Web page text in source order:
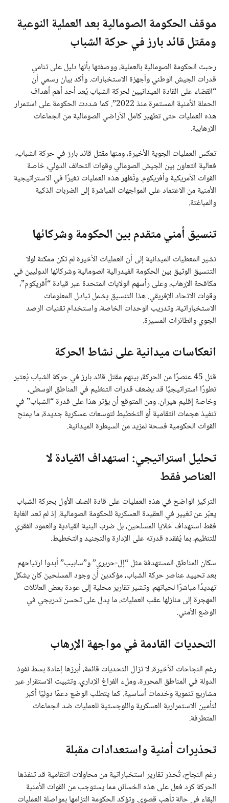
موقف الحكومة الصومالية بعد العملية النوعية
ومقتل قائد بارز في حركة الشباب
رحبت الحكومة الصومالية بالعملية، ووصفتها بأنها دليل على تنامي
قدرات الجيش الوطني وأجهزة الاستخبارات. وأكد بيان رسمي أن
“القضاء على القادة الميدانيين لحركة الشباب يُعد أحد أهم أهداف
الحملة الأمنية المستمرة منذ 2022”. كما شددت الحكومة على استمرار
هذه العمليات حتى تطهير كامل الأراضي الصومالية من الجماعات
الإرهابية.
تعكس العمليات الجوية الأخيرة، ومنها مقتل قائد بارز في حركة الشباب،
فعالية التعاون بين الجيش الصومالي وقوات التحالف الدولي، خاصة
القوات الأمريكية وأفريكوم. وتُظهر هذه العمليات تغيرًا في الاستراتيجية
الأمنية من الاعتماد على المواجهات المباشرة إلى الضربات الذكية
والمباغتة.
تنسيق أمني متقدم بين الحكومة وشركائها
تشير المعطيات الميدانية إلى أن العمليات الأخيرة لم تكن ممكنة لولا
التنسيق الوثيق بين الحكومة الفيدرالية الصومالية وشركائها الدوليين في
مكافحة الإرهاب، وعلى رأسهم الولايات المتحدة عبر قيادة “أفريكوم”،
وقوات الاتحاد الإفريقي. هذا التنسيق يشمل تبادل المعلومات
الاستخباراتية، وتدريب الوحدات الخاصة، واستخدام تقنيات الرصد
الجوي والطائرات المسيرة.
انعكاسات ميدانية على نشاط الحركة
قتل 45 عنصرًا من الحركة، بينهم مقتل قائد بارز في حركة الشباب يُعتبر
تطورًا استراتيجيًا قد يضعف قدرات التنظيم في المناطق الوسطى،
وخاصة إقليم هيران. ومن المتوقع أن يؤثر هذا على قدرة “الشباب” في
تنفيذ هجمات انتقامية أو التخطيط لتوسعات عسكرية جديدة، ما يمنح
القوات الحكومية فسحة لمزيد من السيطرة الميدانية.
تحليل استراتيجي: استهداف القيادة لا
العناصر فقط
التركيز الواضح في هذه العمليات على قادة الصف الأول بحركة الشباب
يعبّر عن تغيير في العقيدة العسكرية للحكومة الصومالية. إذ لم تعد الغاية
فقط استهداف خلايا المسلحين، بل ضرب البنية القيادية والعمود الفقري
للتنظيم، بما يُفقده قدرته على الإدارة والتجنيد والتخطيط.
سكان المناطق المستهدفة مثل “إل-حريري” و”سابيب” أبدوا ارتياحهم
بعد تحييد عناصر حركة الشباب، مؤكدين أن وجود المسلحين كان يشكل
تهديدًا مباشرًا لحياتهم. وتشير تقارير محلية إلى عودة بعض العائلات
المهجرة إلى منازلها عقب العمليات، ما يدل على تحسن تدريجي في
الوضع الأمني.
التحديات القادمة في مواجهة الإرهاب
رغم النجاحات الأخيرة، لا تزال التحديات قائمة، أبرزها إعادة بسط نفوذ
الدولة في المناطق المحررة، وملء الفراغ الإداري، وتثبيت الاستقرار عبر
مشاريع تنموية وخدمات أساسية. كما يتطلب الوضع دعمًا دوليًا أكبر
لتأمين الاستمرارية العسكرية واللوجستية للعمليات ضد الجماعات
المتطرفة.
تحذيرات أمنية واستعدادات مقبلة
رغم النجاح، تُحذر تقارير استخباراتية من محاولات انتقامية قد تنفذها
الحركة كرد فعل على هذه الخسائر، مما يستوجب من القوات الأمنية
البقاء في حالة تأهب قصوى. وتؤكد الحكومة التزامها بمواصلة العمليات